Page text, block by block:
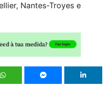
Nantes-Troyes e